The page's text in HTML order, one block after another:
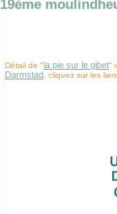
19ème
Détail de "la pie sur le gibet"
Darmstad , cliquez sur les